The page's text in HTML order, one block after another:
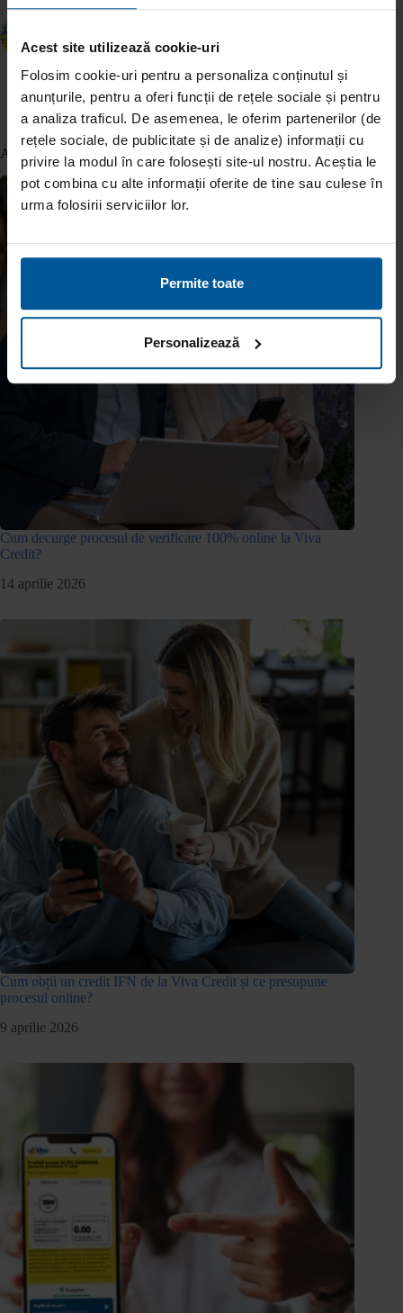
Acest site utilizează cookie-uri
Folosim cookie-uri pentru a personaliza conținutul și
anunțurile, pentru a oferi funcții de rețele sociale și pentru
a analiza traficul. De asemenea, le oferim partenerilor (de
rețele sociale, de publicitate și de analize) informații cu
privire la modul în care folosești site-ul nostru. Aceștia le
pot combina cu alte informații oferite de tine sau culese în
urma folosirii serviciilor lor.
Permite toate
Personalizează
Articole similare
Cum decurge procesul de verificare 100% online la Viva
Credit?
14 aprilie 2026
Cum obții un credit IFN de la Viva Credit și ce presupune
procesul online?
9 aprilie 2026